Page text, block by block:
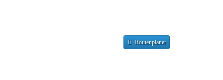
Routenplaner